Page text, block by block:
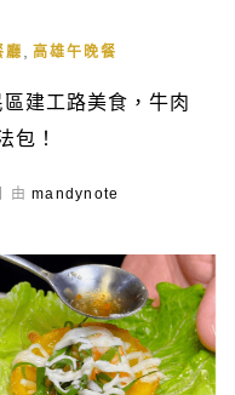
廳 高雄午晚餐
區建工路美食，牛肉
包！
由mandynote